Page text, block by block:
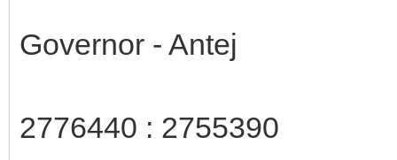
Governor - Antej
2776440 : 2755390